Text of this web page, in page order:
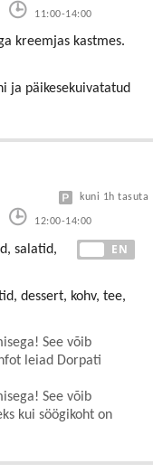
11:00-14:00
kreemjas kastmes.
ja päikesekuivatatud
12:00-14:00
kuni 1h tasuta
EN
salatid,
dessert, kohv, tee,
See võib
leiad Dorpati
See võib
kui söögikoht on